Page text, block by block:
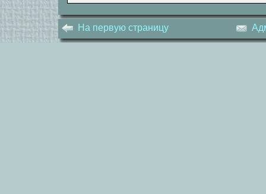
На первую страницу